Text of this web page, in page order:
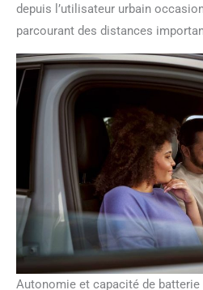
depuis l’utilisateur urbain
parcourant des distances
Autonomie et capacité de